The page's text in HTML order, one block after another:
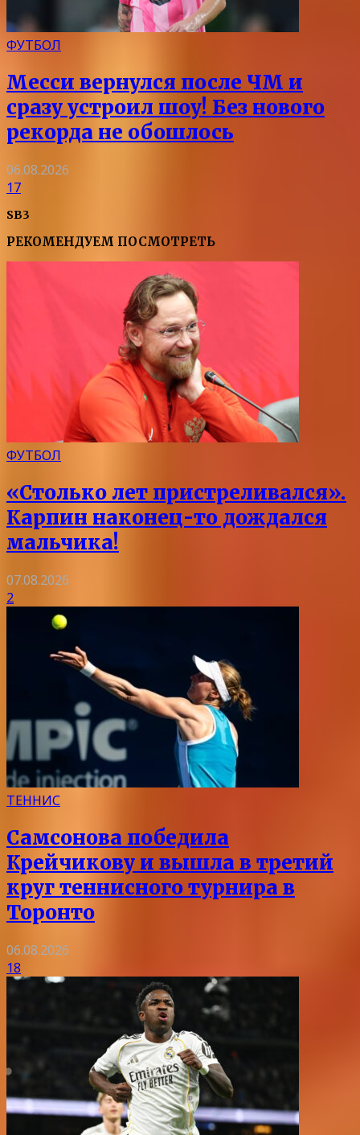
ФУТБОЛ
Месси вернулся после ЧМ и
сразу устроил шоу! Без нового
рекорда не обошлось
06.08.2026
17
SB3
РЕКОМЕНДУЕМ ПОСМОТРЕТЬ
ФУТБОЛ
«Столько лет пристреливался».
Карпин наконец-то дождался
мальчика!
07.08.2026
2
ТЕННИС
Самсонова победила
Крейчикову и вышла в третий
круг теннисного турнира в
Торонто
06.08.2026
18